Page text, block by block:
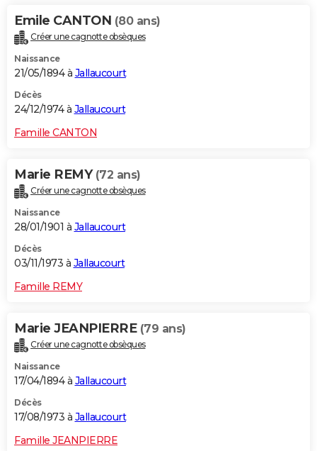
Emile CANTON (80 ans)
Créer une cagnotte obsèques
Naissance
21/05/1894 à Jallaucourt
Décès
24/12/1974 à Jallaucourt
Famille CANTON
Marie REMY (72 ans)
Créer une cagnotte obsèques
Naissance
28/01/1901 à Jallaucourt
Décès
03/11/1973 à Jallaucourt
Famille REMY
Marie JEANPIERRE (79 ans)
Créer une cagnotte obsèques
Naissance
17/04/1894 à Jallaucourt
Décès
17/08/1973 à Jallaucourt
Famille JEANPIERRE